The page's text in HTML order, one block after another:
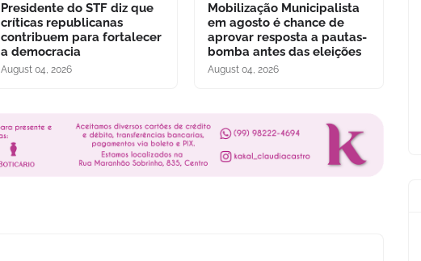
Presidente do STF diz que
críticas republicanas
contribuem para fortalecer
a democracia
August 04, 2026
Mobilização Municipalista
em agosto é chance de
aprovar resposta a pautas-
bomba antes das eleições
August 04, 2026